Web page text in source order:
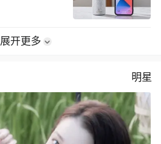
展开更多
明星